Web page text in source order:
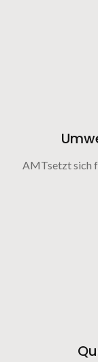
AMTsetzt sich